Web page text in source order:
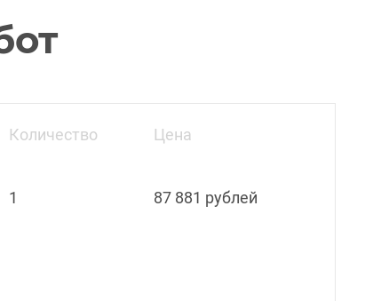
Количество Цена
1 87 881 рублей